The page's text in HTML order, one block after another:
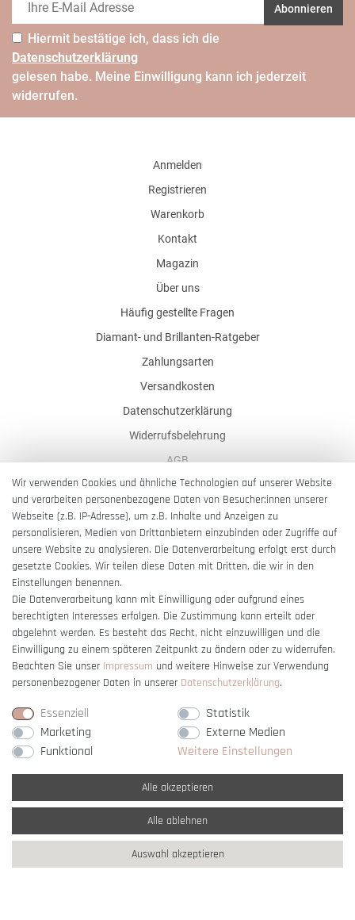
Abonnieren
Hiermit bestätige ich, dass ich die
Daten­schutz­erklärung
gelesen habe. Meine Einwilligung kann ich jederzeit
widerrufen.
Anmelden
Registrieren
Warenkorb
Kontakt
Magazin
Über uns
Häufig gestellte Fragen
Diamant- und Brillanten-Ratgeber
Zahlungsarten
Versandkosten
Datenschutzerklärung
Widerrufsbelehrung
AGB
Impressum
Barrierefreiheitserklärung
Vertrag widerrufen
* Alle Preise verstehen sich inkl. gesetzl. MwSt. undzzgl. Versandkosten
** Nur innerhalb Deutschlands© copyright 2007-2026 Schmuck Krone / Alle
Rechte vorbehalten / powered bycreateyourtemplate
Wir verwenden Cookies und ähnliche Technologien auf unserer Website
und verarbeiten personenbezogene Daten von Besucher:innen unserer
Webseite (z.B. IP-Adresse), um z.B. Inhalte und Anzeigen zu
personalisieren, Medien von Drittanbietern einzubinden oder Zugriffe auf
unsere Website zu analysieren. Die Datenverarbeitung erfolgt erst durch
gesetzte Cookies. Wir teilen diese Daten mit Dritten, die wir in den
Einstellungen benennen.
Die Datenverarbeitung kann mit Einwilligung oder aufgrund eines
berechtigten Interesses erfolgen. Die Zustimmung kann erteilt oder
abgelehnt werden. Es besteht das Recht, nicht einzuwilligen und die
Einwilligung zu einem späteren Zeitpunkt zu ändern oder zu widerrufen.
Beachten Sie unser Impressum und weitere Hinweise zur Verwendung
personenbezogener Daten in unserer Daten­schutz­erklärung.
Essenziell
Statistik
Marketing
Externe Medien
Funktional
Weitere Einstellungen
Alle akzeptieren
Alle ablehnen
Auswahl akzeptieren